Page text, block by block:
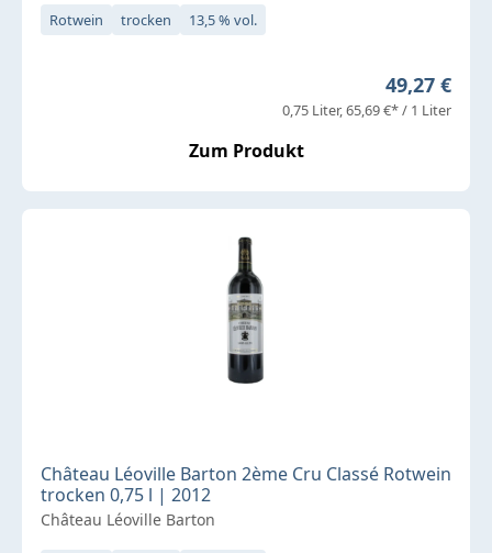
Rotwein trocken 13,5 % vol.
Regulärer
49,27 €
0,75 Liter 65,69 €* / 1 Liter
Zum Produkt
Château Léoville Barton 2ème Cru Classé Rotwein
trocken 0,75 l | 2012
Château Léoville Barton